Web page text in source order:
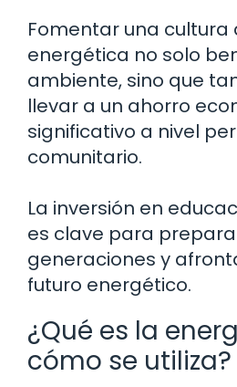
Fomentar una cultura
energética no solo
ambiente, sino que
llevar a un ahorro
significativo a nivel
comunitario.
La inversión en
es clave para
generaciones y
futuro energético.
¿Qué es la
cómo se utiliza?